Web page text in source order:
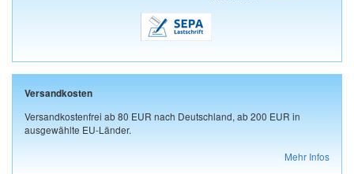
Versandkosten
Versandkostenfrei ab 80 EUR nach Deutschland, ab 200 EUR in
ausgewählte EU-Länder.
Mehr Infos